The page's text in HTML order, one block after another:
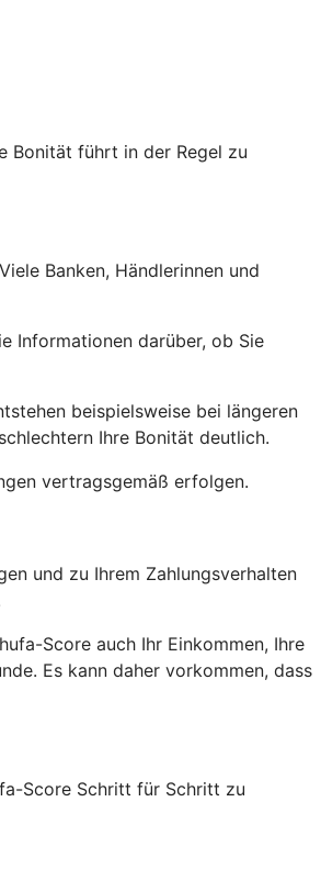
Bonität führt in der Regel zu
Banken, Händlerinnen und
Informationen darüber, ob Sie
beispielsweise bei längeren
Ihre Bonität deutlich.
vertragsgemäß erfolgen.
und zu Ihrem Zahlungsverhalten
Score auch Ihr Einkommen, Ihre
Es kann daher vorkommen, dass
Score Schritt für Schritt zu